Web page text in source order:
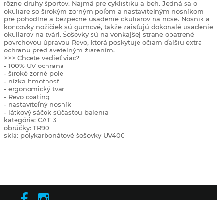
rôzne druhy športov. Najmä pre cyklistiku a beh. Jedná sa o
okuliare so širokým zorným poľom a nastaviteľným nosníkom
pre pohodlné a bezpečné usadenie okuliarov na nose. Nosník a
koncovky nožičiek sú gumové, takže zaisťujú dokonalé usadenie
okuliarov na tvári. Šošovky sú na vonkajšej strane opatrené
povrchovou úpravou Revo, ktorá poskytuje očiam ďalšiu extra
ochranu pred svetelným žiarením.
>>> Chcete vedieť viac?
- 100% UV ochrana
- široké zorné pole
- nízka hmotnosť
- ergonomický tvar
- Revo coating
- nastaviteľný nosník
- látkový sáčok súčasťou balenia
kategória: CAT 3
obrúčky: TR90
sklá: polykarbonátové šošovky UV400